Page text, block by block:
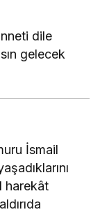
dile
gelecek
İsmail
harekât